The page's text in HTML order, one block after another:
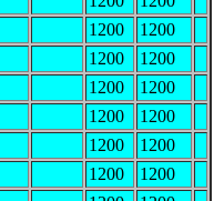
1200
1200
1200
1200
1200
1200
1200
1200
1200
1200
1200
1200